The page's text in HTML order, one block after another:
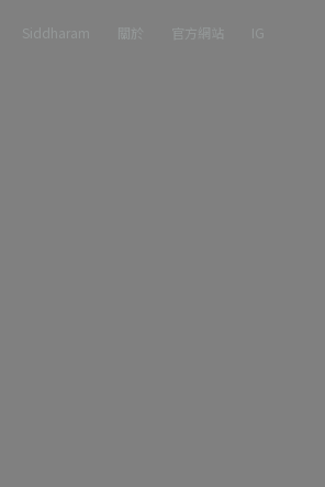
Siddharam 關於 官方網站 IG